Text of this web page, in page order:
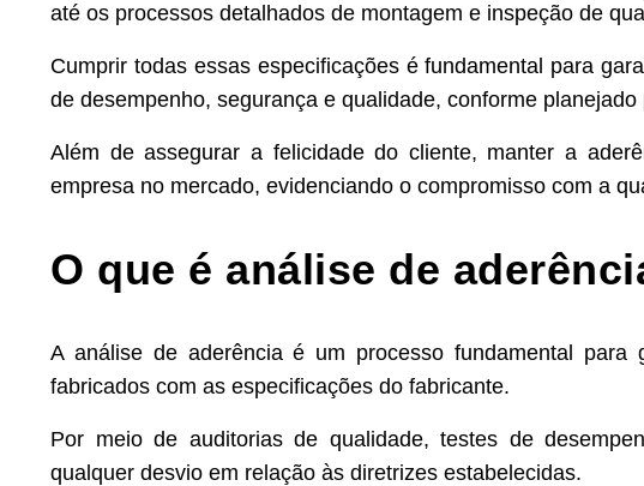
até os processos detalhados de montagem e inspeção de
Cumprir todas essas especificações é fundamental para
de desempenho, segurança e qualidade, conforme planejado
Além de assegurar a felicidade do cliente, manter a
empresa no mercado, evidenciando o compromisso com a
O que é análise de
A análise de aderência é um processo fundamental para
fabricados com as especificações do fabricante.
Por meio de auditorias de qualidade, testes de
qualquer desvio em relação às diretrizes estabelecidas.